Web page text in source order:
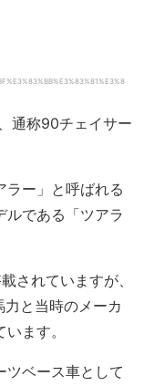
通称90チェイサー
ラー」と呼ばれる
ルである「ツアラ
されていますが、
と当時のメーカ
ます。
ツベース車として